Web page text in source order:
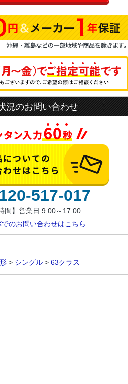
況のお問い合わせ
517-017
間】営業日 9:00～17:00
でのお問い合わせはこちら
> シングル > 63クラス